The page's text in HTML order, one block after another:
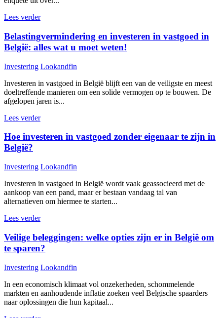
Lees verder
Belastingvermindering en investeren in vastgoed in
België: alles wat u moet weten!
Investering Lookandfin
Investeren in vastgoed in België blijft een van de veiligste en meest
doeltreffende manieren om een solide vermogen op te bouwen. De
afgelopen jaren is...
Lees verder
Hoe investeren in vastgoed zonder eigenaar te zijn in
België?
Investering Lookandfin
Investeren in vastgoed in België wordt vaak geassocieerd met de
aankoop van een pand, maar er bestaan vandaag tal van
alternatieven om hiermee te starten...
Lees verder
Veilige beleggingen: welke opties zijn er in België om
te sparen?
Investering Lookandfin
In een economisch klimaat vol onzekerheden, schommelende
markten en aanhoudende inflatie zoeken veel Belgische spaarders
naar oplossingen die hun kapitaal...